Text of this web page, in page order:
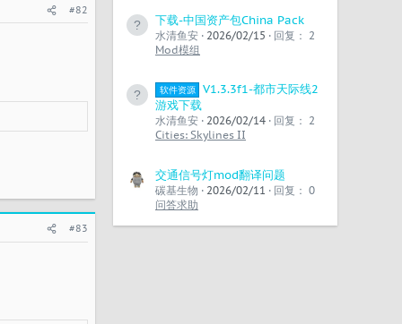
#82
#83
下载-中国资产包China Pack
水清鱼安 2026/02/15
回复： 2
Mod模组
软件资源
V1.3.3f1-都市天际线2
游戏下载
水清鱼安 2026/02/14
回复： 2
Cities: Skylines II
交通信号灯mod翻译问题
碳基生物 2026/02/11
回复： 0
问答求助